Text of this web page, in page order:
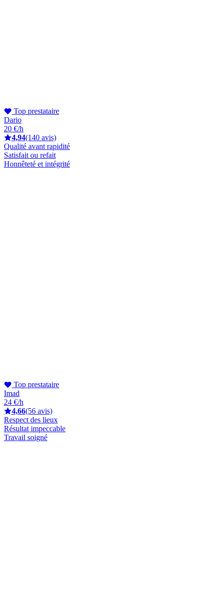
Top prestataire
Dario
20 €/h
4,94(140 avis)
Qualité avant rapidité
Satisfait ou refait
Honnêteté et intégrité
Top prestataire
Imad
24 €/h
4,66(56 avis)
Respect des lieux
Résultat impeccable
Travail soigné